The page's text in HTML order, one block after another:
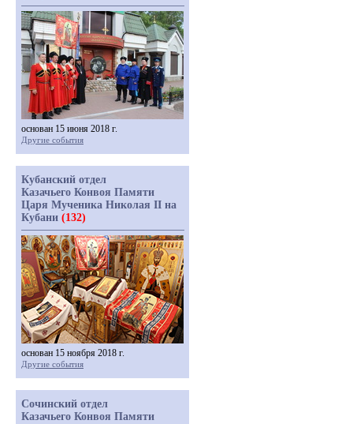
основан 15 июня 2018 г.
Другие события
Кубанский отдел
Казачьего Конвоя Памяти
Царя Мученика Николая II на
Кубани (132)
основан 15 ноября 2018 г.
Другие события
Сочинский отдел
Казачьего Конвоя Памяти